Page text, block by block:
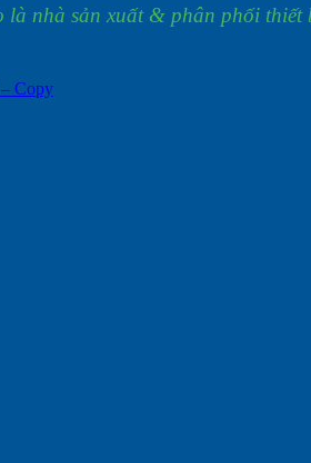
là nhà sản xuất & phân phối thiết
– Copy